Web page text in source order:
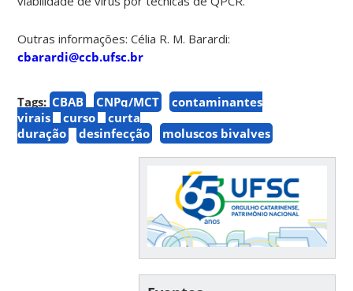
Outras informações: Célia R. M. Barardi:
cbarardi@ccb.ufsc.br
Tags: CBAB CNPq/MCT
contaminantes
virais
curso
curta
duração
desinfecção moluscos bivalves